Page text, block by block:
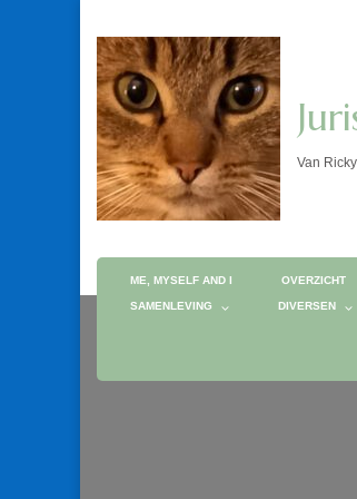
Van
ME, MYSELF AND I OVERZICHT
SAMENLEVING DIVERSEN